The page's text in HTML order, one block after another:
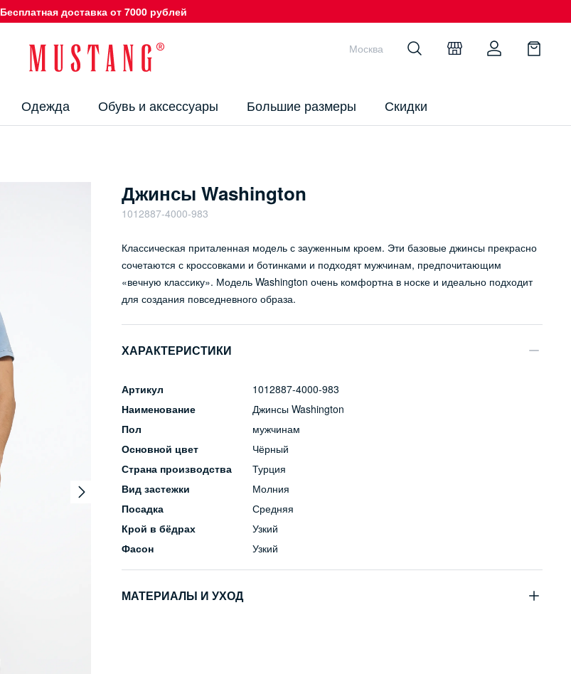
Бесплатная доставка от 7000 рублей
Одежда Обувь и аксессуары Большие размеры Скидки
Москва
Джинсы Washington
1012887-4000-983
Классическая приталенная модель с зауженным кроем. Эти базовые джинсы прекрасно
сочетаются с кроссовками и ботинками и подходят мужчинам, предпочитающим
«вечную классику». Модель Washington очень комфортна в носке и идеально подходит
для создания повседневного образа.
ХАРАКТЕРИСТИКИ
Артикул
1012887-4000-983
Наименование
Джинсы Washington
Пол
мужчинам
Основной цвет
Чёрный
Страна производства
Турция
Вид застежки
Молния
Посадка
Средняя
Крой в бёдрах
Узкий
Фасон
Узкий
МАТЕРИАЛЫ И УХОД